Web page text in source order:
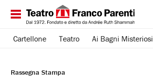
Cartellone Teatro Ai Bagni Misteriosi
Rassegna Stampa